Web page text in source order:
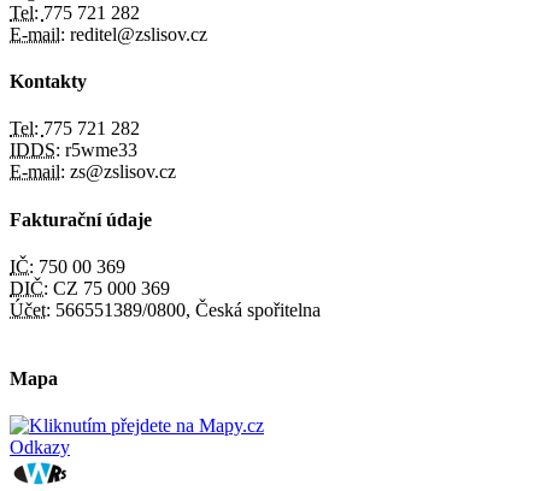
Tel: 775 721 282
E-mail: reditel@zslisov.cz
Kontakty
Tel: 775 721 282
IDDS: r5wme33
E-mail: zs@zslisov.cz
Fakturační údaje
IČ: 750 00 369
DIČ: CZ 75 000 369
Účet: 566551389/0800, Česká spořitelna
Mapa
Odkazy